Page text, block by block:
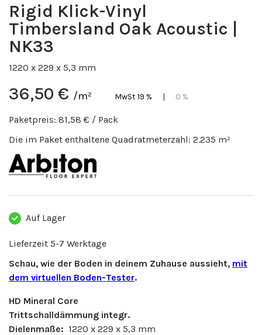
Rigid Klick-Vinyl
Timbersland Oak Acoustic |
NK33
1220 x 229 x 5,3 mm
36,50 € /m² MwSt 19 % | 0 %
Paketpreis: 81,58 € / Pack
Die im Paket enthaltene Quadratmeterzahl: 2.235 m²
Auf Lager
Lieferzeit 5-7 Werktage
Schau, wie der Boden in deinem Zuhause aussieht, mit
dem virtuellen Boden-Tester.
HD Mineral Core
Trittschalldämmung integr.
Dielenmaße: 1220 x 229 x 5,3 mm